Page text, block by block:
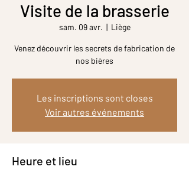
Visite de la brasserie
sam. 09 avr.
  |
Liège
Venez découvrir les secrets de fabrication de
nos bières
Les inscriptions sont closes
Voir autres événements
Heure et lieu